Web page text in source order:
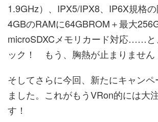
1.9GHz）、IPX5/IPX8、IP6X規格の
4GBのRAMに64GBROM＋最大
microSDXCメモリカード対応……と
ック！ もう、胸熱が止まりません
そしてさらに今回、新たにキャン
ました。これがもうVRon的には大
す！